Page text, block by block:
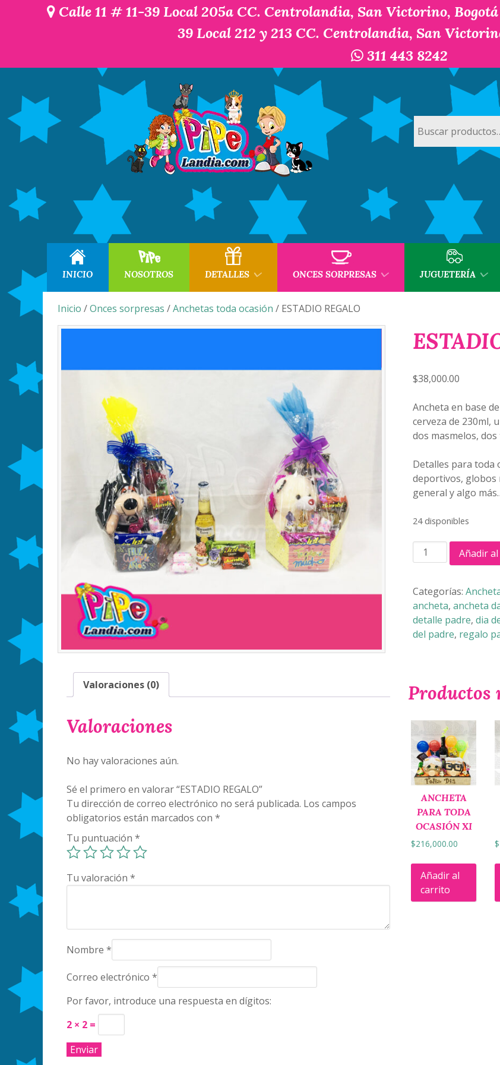
Calle 11 # 11-39 Local 205a CC. Centrolandia, San Victorino,
39 Local 212 y 213 CC. Centrolandia, San
311 443 8242
por:
INICIO NOSOTROS DETALLES ONCES SORPRESAS JUGUETERÍA
Inicio /Onces sorpresas /Anchetas toda ocasión / ESTADIO REGALO
$38,000.00
Ancheta en base
cerveza de 230ml,
dos masmelos,
Detalles para toda
deportivos, globos
general y algo
24 disponibles
ESTADIO
REGALO
Añadir
Categorías:
ancheta, ancheta
detalle padre, dia
del padre, regalo
Valoraciones (0)
Valoraciones
No hay valoraciones aún.
Sé el primero en valorar “ESTADIO REGALO”
Tu dirección de correo electrónico no será publicada. Los campos
obligatorios están marcados con *
Tu puntuación *
Tu valoración *
Nombre *
Correo electrónico *
Por favor, introduce una respuesta en dígitos:
2 × 2 =
Productos
ANCHETA
PARA TODA
OCASIÓN XI
$216,000.00
Añadir al
carrito
$